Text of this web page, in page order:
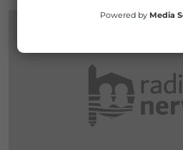
Powered by Media